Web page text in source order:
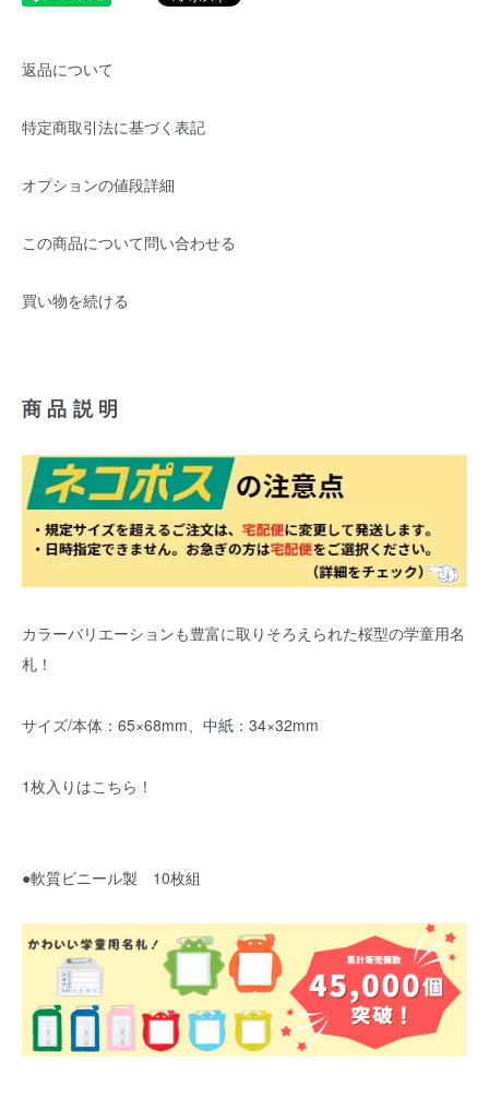
返品について
特定商取引法に基づく表記
オプションの値段詳細
この商品について問い合わせる
買い物を続ける
商品説明
カラーバリエーションも豊富に取りそろえられた桜型の学童用名
札！
サイズ/本体：65×68mm、中紙：34×32mm
1枚入りはこちら！
●軟質ビニール製 10枚組